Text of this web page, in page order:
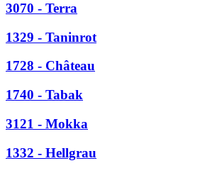
3070 - Terra
1329 - Taninrot
1728 - Château
1740 - Tabak
3121 - Mokka
1332 - Hellgrau